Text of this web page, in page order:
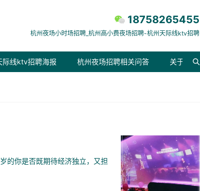
18758265455
杭州夜场小时场招聘_杭州高小费夜场招聘-杭州天际线ktv招聘
际线ktv招聘海报 杭州夜场招聘相关问答 关于我们
你是否既期待经济独立，又担